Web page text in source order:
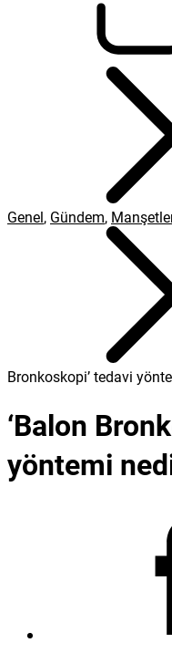
Genel, Gündem,
Bronkoskopi’ tedavi
‘Balon
yöntemi